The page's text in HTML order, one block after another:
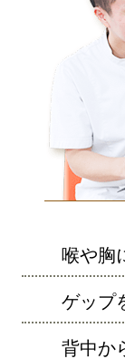
喉や胸
ゲップ
背中か